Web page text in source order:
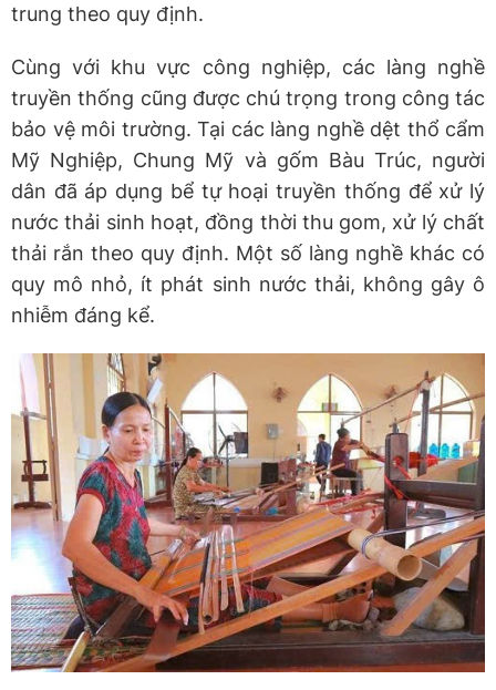
trung theo quy định.
Cùng với khu vực công nghiệp, các làng nghề
truyền thống cũng được chú trọng trong công tác
bảo vệ môi trường. Tại các làng nghề dệt thổ cẩm
Mỹ Nghiệp, Chung Mỹ và gốm Bàu Trúc, người
dân đã áp dụng bể tự hoại truyền thống để xử lý
nước thải sinh hoạt, đồng thời thu gom, xử lý chất
thải rắn theo quy định. Một số làng nghề khác có
quy mô nhỏ, ít phát sinh nước thải, không gây ô
nhiễm đáng kể.